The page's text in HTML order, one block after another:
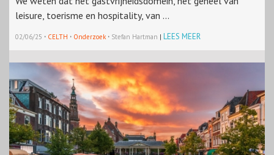
leisure, toerisme en hospitality, van ...
02/06/25 · CELTH · Onderzoek · Stefan Hartman | LEES MEER